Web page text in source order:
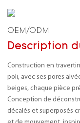
OEM/ODM
Description
Construction en
poli, avec ses pores
beiges, chaque pièce
Conception de
décalés et superposés